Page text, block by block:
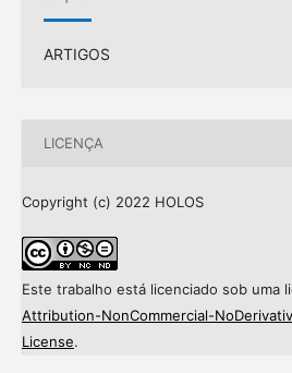
ARTIGOS
LICENÇA
Copyright (c) 2022 HOLOS
Este trabalho está licenciado sob uma
Attribution-NonCommercial-
License.